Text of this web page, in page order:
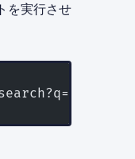
を実行させ